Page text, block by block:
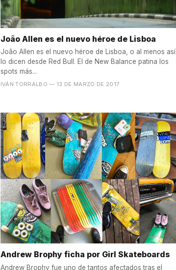
João Allen es el nuevo héroe de Lisboa
João Allen es el nuevo héroe de Lisboa, o al menos así
lo dicen desde Red Bull. El de New Balance patina los
spots más...
IVÁN TORRALBO — 13 DE MARZO DE 2017
Andrew Brophy ficha por Girl Skateboards
Andrew Brophy fue uno de tantos afectados tras el